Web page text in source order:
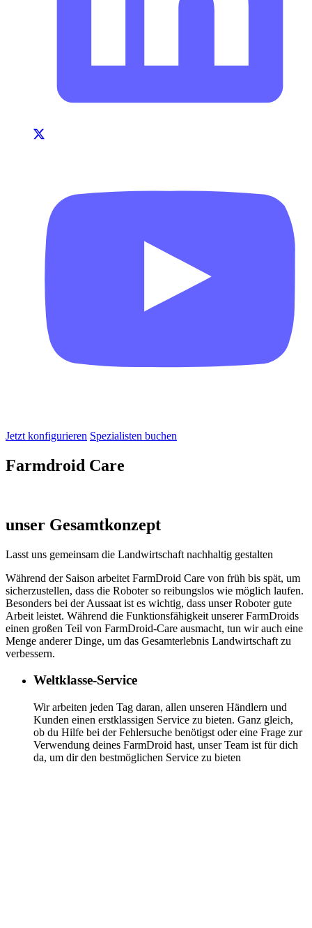
Jetzt konfigurieren Spezialisten buchen
Farmdroid Care
unser Gesamtkonzept
Lasst uns gemeinsam die Landwirtschaft nachhaltig gestalten
Während der Saison arbeitet FarmDroid Care von früh bis spät, um
sicherzustellen, dass die Roboter so reibungslos wie möglich laufen.
Besonders bei der Aussaat ist es wichtig, dass unser Roboter gute
Arbeit leistet. Während die Funktionsfähigkeit unserer FarmDroids
einen großen Teil von FarmDroid-Care ausmacht, tun wir auch eine
Menge anderer Dinge, um das Gesamterlebnis Landwirtschaft zu
verbessern.
Weltklasse-Service
Wir arbeiten jeden Tag daran, allen unseren Händlern und
Kunden einen erstklassigen Service zu bieten. Ganz gleich,
ob du Hilfe bei der Fehlersuche benötigst oder eine Frage zur
Verwendung deines FarmDroid hast, unser Team ist für dich
da, um dir den bestmöglichen Service zu bieten